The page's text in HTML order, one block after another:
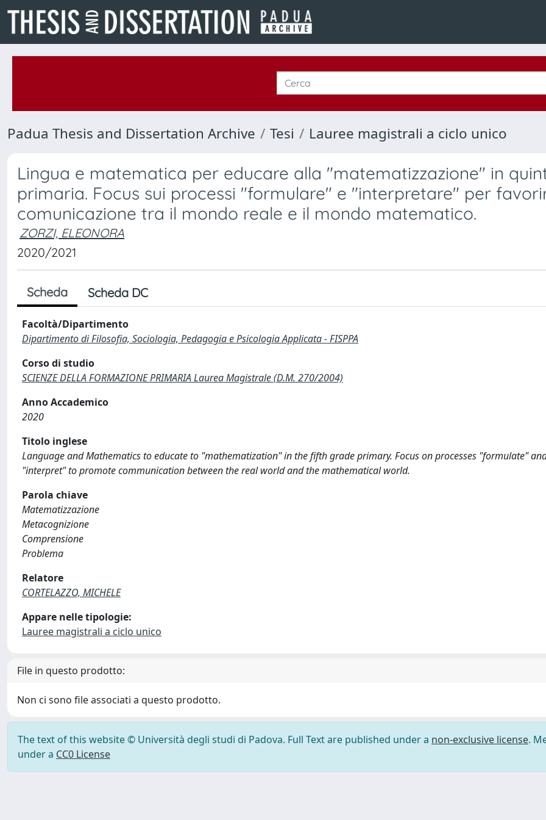
Padua Thesis and Dissertation Archive Tesi Lauree magistrali a ciclo unico
Lingua e matematica per educare alla "matematizzazione" in
primaria. Focus sui processi "formulare" e "interpretare" per
comunicazione tra il mondo reale e il mondo matematico.
ZORZI, ELEONORA
2020/2021
Scheda Scheda DC
Facoltà/Dipartimento
Dipartimento di Filosofia, Sociologia, Pedagogia e Psicologia Applicata - FISPPA
Corso di studio
SCIENZE DELLA FORMAZIONE PRIMARIA Laurea Magistrale (D.M. 270/2004)
Anno Accademico
2020
Titolo inglese
Language and Mathematics to educate to "mathematization" in the fifth grade primary. Focus on processes "formulate"
"interpret" to promote communication between the real world and the mathematical world.
Parola chiave
Matematizzazione
Metacognizione
Comprensione
Problema
Relatore
CORTELAZZO, MICHELE
Appare nelle tipologie:
Lauree magistrali a ciclo unico
File in questo prodotto:
Non ci sono file associati a questo prodotto.
The text of this website © Università degli studi di Padova. Full Text are published under a non-exclusive license.
under a CC0 License